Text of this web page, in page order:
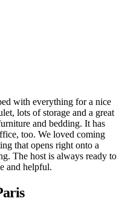
with everything for a nice
lots of storage and a great
and bedding. It has
too. We loved coming
that opens right onto a
The host is always ready to
and helpful.